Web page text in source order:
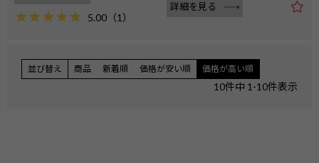
5.00 （1）
詳細を見る
並び替え 商品 新着順 価格が安い順 価格が高い順
10件中 1 -10件表示